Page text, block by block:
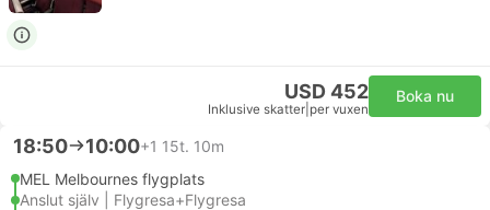
USD 452
Inklusive skatter per vuxen
Boka nu
18:50 10:00+1 15t. 10m
MEL Melbournes flygplats
Anslut själv | Flygresa+Flygresa